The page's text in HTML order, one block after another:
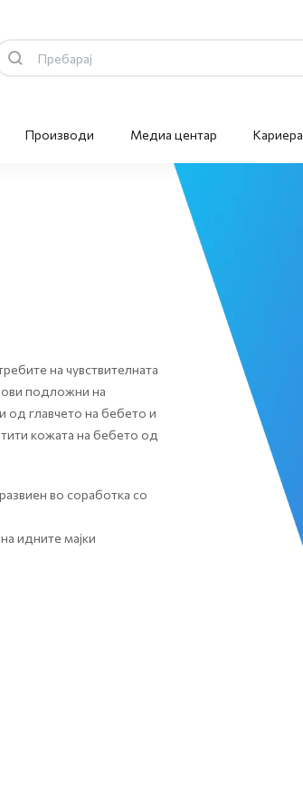
Производи Медиа центар Кариера
на чувствителната
подложни на
од главчето на бебето и
кожата на бебето од
во соработка со
идните мајки